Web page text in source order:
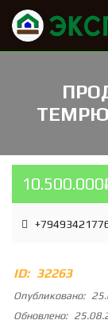
ID: 32263
Опубликовано:
Обновлено: